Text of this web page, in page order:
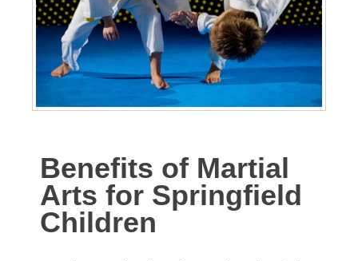
Benefits of Martial
Arts for Springfield
Children